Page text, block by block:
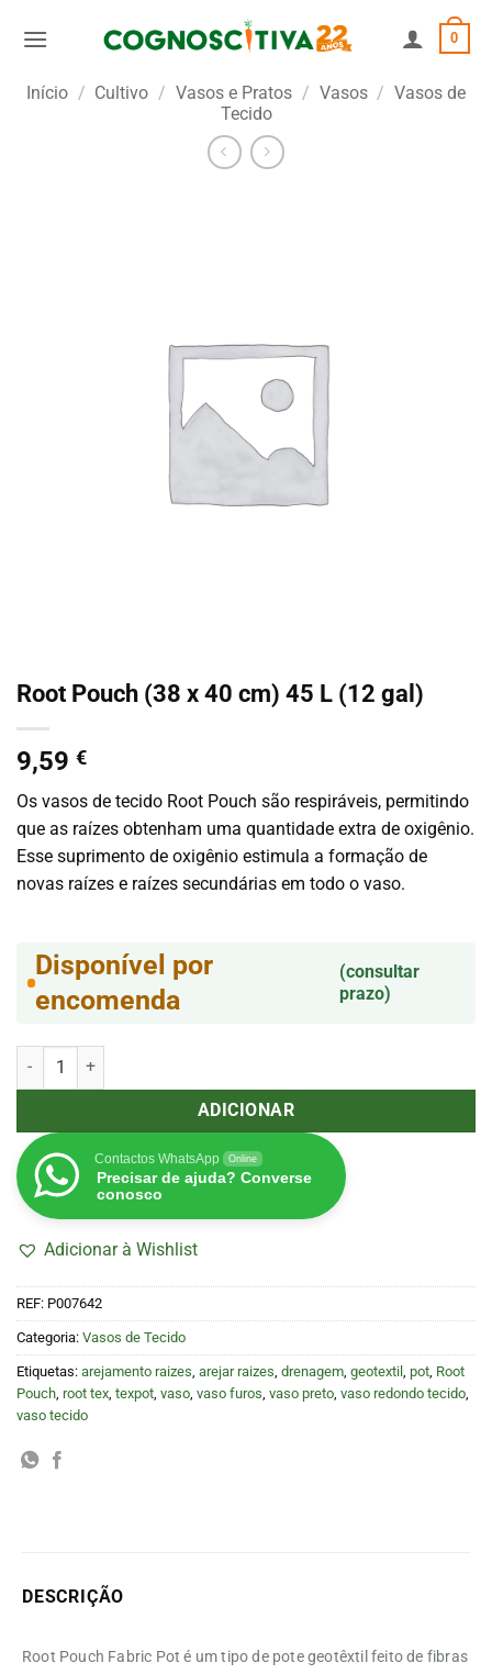
0
Início / Cultivo / Vasos e Pratos / Vasos / Vasos de
Tecido
Root Pouch (38 x 40 cm) 45 L (12 gal)
9,59 €
Os vasos de tecido Root Pouch são respiráveis, permitindo
que as raízes obtenham uma quantidade extra de oxigênio.
Esse suprimento de oxigênio estimula a formação de
novas raízes e raízes secundárias em todo o vaso.
Disponível por
encomenda
(consultar
prazo)
Quantidade de Root Pouch (38 x 40 cm) 45 L (12 gal)
ADICIONAR
Contactos WhatsApp Online
Precisar de ajuda? Converse
conosco
Adicionar à Wishlist
REF: P007642
Categoria: Vasos de Tecido
Etiquetas: arejamento raizes arejar raizes drenagem geotextil pot Root
Pouch root tex texpot vaso vaso furos vaso preto vaso redondo tecido
vaso tecido
DESCRIÇÃO
Root Pouch Fabric Pot é um tipo de pote geotêxtil feito de fibras